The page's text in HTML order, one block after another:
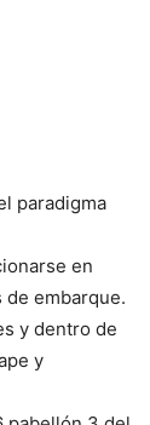
paradigma
en
embarque.
y dentro de
y